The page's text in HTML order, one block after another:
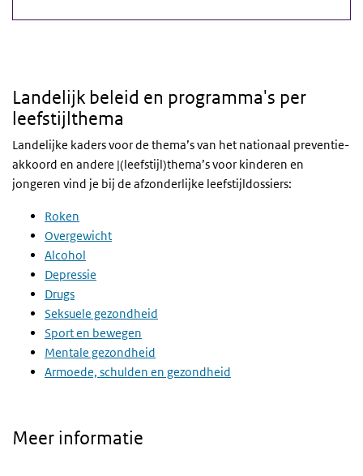
Landelijk beleid en programma's per
leefstijlthema
Landelijke kaders voor de thema’s van het nationaal preventie-
akkoord en andere |(leefstijl)thema’s voor kinderen en
jongeren vind je bij de afzonderlijke leefstijldossiers:
Roken
Overgewicht
Alcohol
Depressie
Drugs
Seksuele gezondheid
Sport en bewegen
Mentale gezondheid
Armoede, schulden en gezondheid
Meer informatie